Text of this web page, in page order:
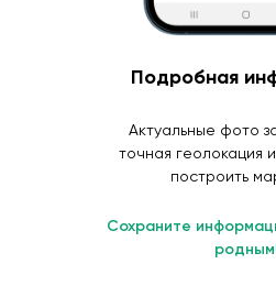
Подробная
Актуальные фото
точная геолокация
построить
Сохраните